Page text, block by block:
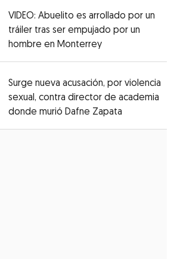
VIDEO: Abuelito es arrollado por un
tráiler tras ser empujado por un
hombre en MonterreyOpens in new
Surge nueva acusación, por violencia
sexual, contra director de academia
donde murió Dafne Zapata